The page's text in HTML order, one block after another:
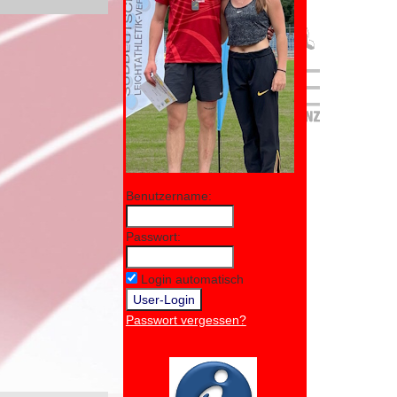
Benutzername:
Passwort:
Login automatisch
Passwort vergessen?